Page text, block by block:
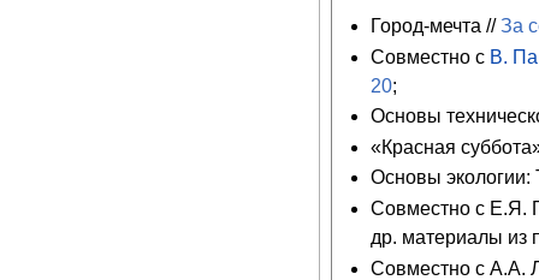
Город-мечта //За
Совместно с В.
20;
Основы
«Красная
Основы экологии:
Совместно с Е.Я.
др. материалы из
Совместно с А.А.